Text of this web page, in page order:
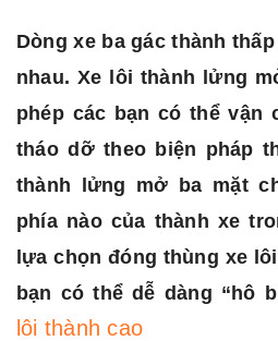
Dòng xe ba gác thành
nhau. Xe lôi thành lửng
phép các bạn có thể vận
tháo dỡ theo biện pháp
thành lửng mở ba mặt
phía nào của thành xe
lựa chọn đóng thùng xe
bạn có thể dễ dàng “hô
lôi thành cao